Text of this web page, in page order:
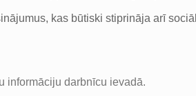
kas būtiski stiprināja arī
informāciju darbnīcu ievadā.